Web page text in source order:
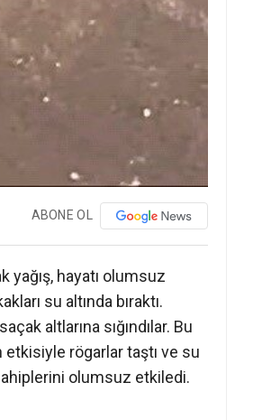
ABONE OL
hayatı olumsuz
su altında bıraktı.
altlarına sığındılar. Bu
rögarlar taştı ve su
olumsuz etkiledi.